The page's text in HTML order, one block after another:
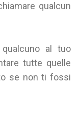
qualcun
al tuo
tutte quelle
se non ti fossi